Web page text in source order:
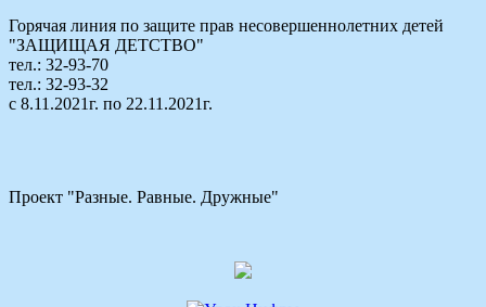
Горячая линия по защите прав несовершеннолетних детей
"ЗАЩИЩАЯ ДЕТСТВО"
тел.: 32-93-70
тел.: 32-93-32
с 8.11.2021г. по 22.11.2021г.
Проект "Разные. Равные. Дружные"